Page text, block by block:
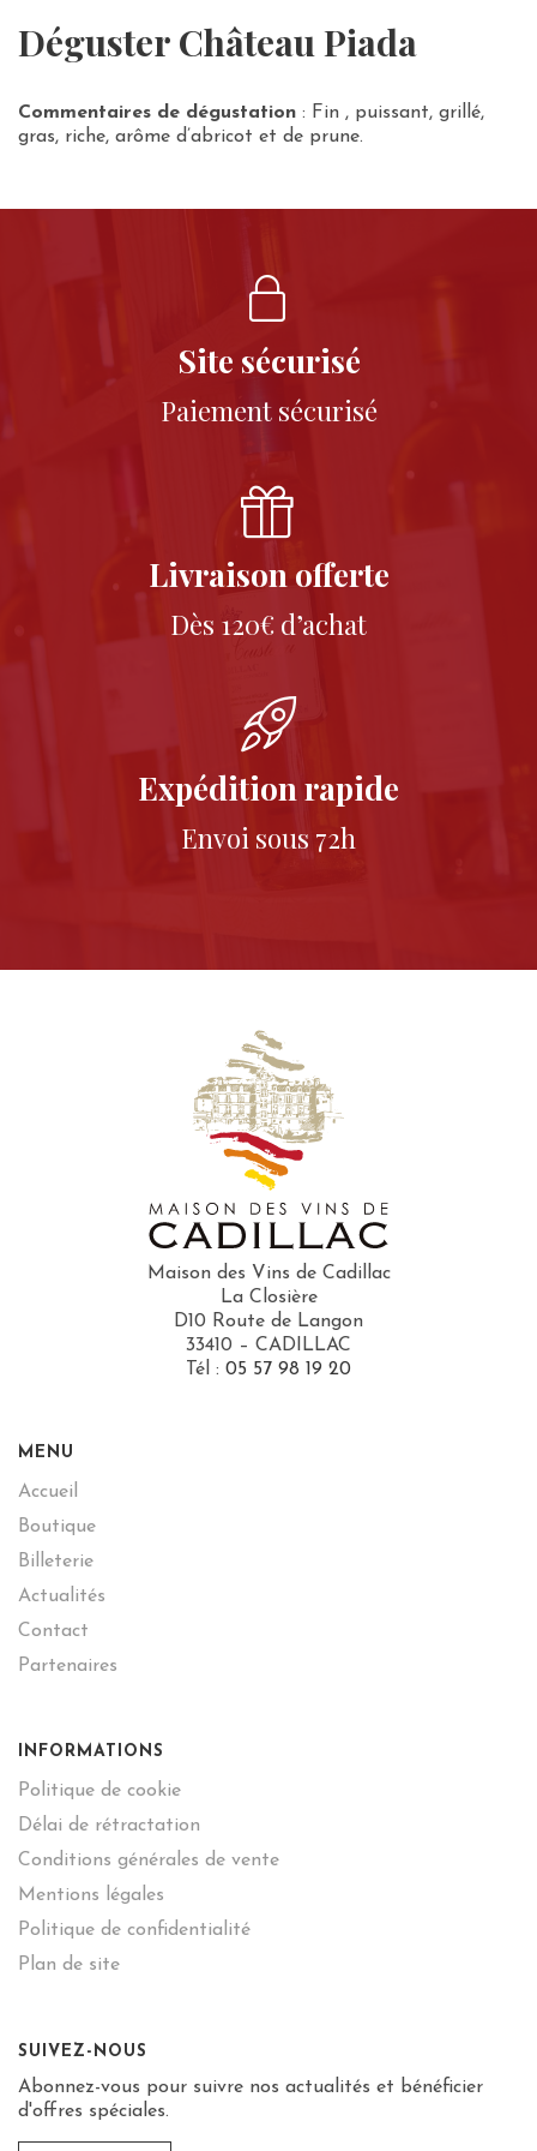
Déguster Château Piada
Commentaires de dégustation : Fin , puissant, grillé,
gras, riche, arôme d’abricot et de prune.
Site sécurisé
Paiement sécurisé
Livraison offerte
Dès 120€ d’achat
Expédition rapide
Envoi sous 72h
Maison des Vins de Cadillac
La Closière
D10 Route de Langon
33410 – CADILLAC
Tél : 05 57 98 19 20
MENU
Accueil
Boutique
Billeterie
Actualités
Contact
Partenaires
INFORMATIONS
Politique de cookie
Délai de rétractation
Conditions générales de vente
Mentions légales
Politique de confidentialité
Plan de site
SUIVEZ-NOUS
Abonnez-vous pour suivre nos actualités et bénéficier
d'offres spéciales.